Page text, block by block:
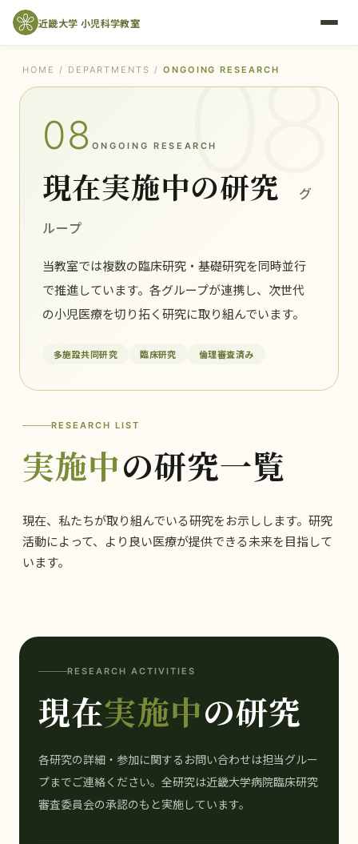
近畿大学 小児科学教室
HOME / DEPARTMENTS / ONGOING RESEARCH
08
08 ONGOING RESEARCH
現在実施中の研究
グ
ループ
当教室では複数の臨床研究・基礎研究を同時並行
で推進しています。各グループが連携し、次世代
の小児医療を切り拓く研究に取り組んでいます。
多施設共同研究 臨床研究 倫理審査済み
RESEARCH LIST
実施中の研究一覧
現在、私たちが取り組んでいる研究をお示しします。研究
活動によって、より良い医療が提供できる未来を目指して
います。
RESEARCH ACTIVITIES
現在実施中の研究
各研究の詳細・参加に関するお問い合わせは担当グルー
プまでご連絡ください。全研究は近畿大学病院臨床研究
審査委員会の承認のもと実施しています。